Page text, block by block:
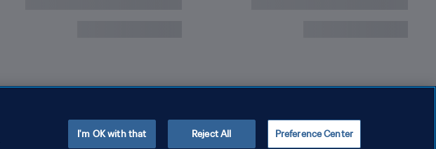
Preference Center
Reject All
I'm OK with that